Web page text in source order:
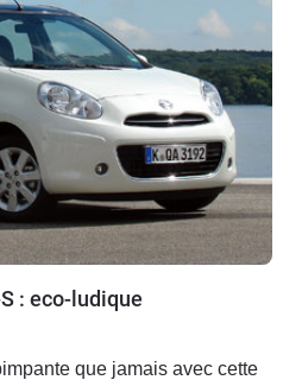
: eco-ludique
que jamais avec cette